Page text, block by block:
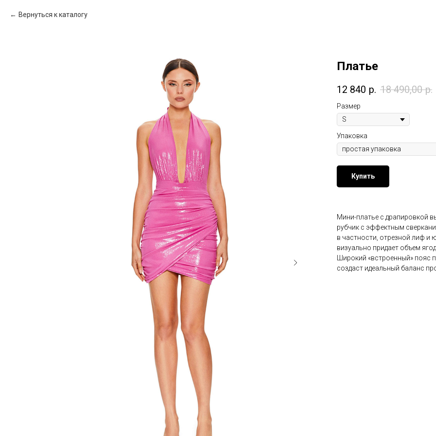
Вернуться к каталогу
Платье
12 840 р. 18 490,00 р.
Размер
Упаковка
Купить
Мини-платье с драпировкой
рубчик с эффектным
в частности, отрезной лиф и
визуально придает объем
Широкий «встроенный» пояс
создаст идеальный баланс